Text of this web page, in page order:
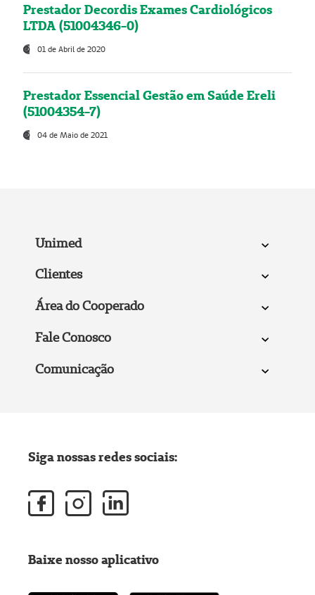
Prestador Decordis Exames Cardiológicos
LTDA (51004346-0)
01 de Abril de 2020
Prestador Essencial Gestão em Saúde Ereli
(51004354-7)
04 de Maio de 2021
Unimed
Clientes
Área do Cooperado
Fale Conosco
Comunicação
Siga nossas redes sociais:
Baixe nosso aplicativo